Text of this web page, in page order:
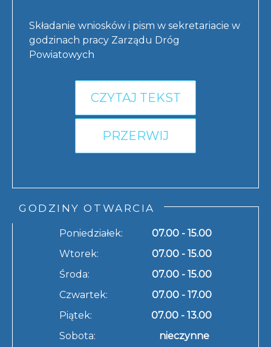
Składanie wniosków i pism w sekretariacie w
godzinach pracy Zarządu Dróg
Powiatowych
CZYTAJ TEKST
PRZERWIJ
GODZINY OTWARCIA
Poniedziałek:
07.00 - 15.00
Wtorek:
07.00 - 15.00
Środa:
07.00 - 15.00
Czwartek:
07.00 - 17.00
Piątek:
07.00 - 13.00
Sobota:
nieczynne